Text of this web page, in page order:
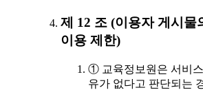
제 12 조 (이용자 게시물
이용 제한)
① 교육정보원은 서비
유가 없다고 판단되는